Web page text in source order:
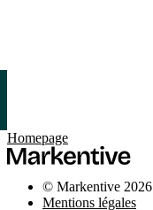
Homepage
© Markentive 2026
Mentions légales